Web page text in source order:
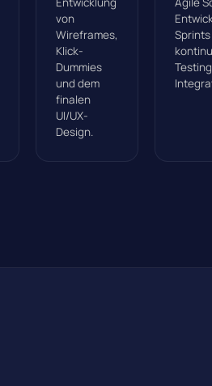
von
Wireframes,
Klick-
Dummies
und dem
finalen
UI/UX-
Design.